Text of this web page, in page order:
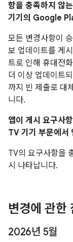
항을 충족하지 않
기기의 Google
모든 변경사항이
보 업데이트를 게
트로 인해 휴대전
더 이상 업데이트
까지 빈 제출로 대
니다.
앱이 게시 요구사
TV 기기 부문에서
TV의 요구사항을
시 나타납니다.
변경에 관한
2026년 5월